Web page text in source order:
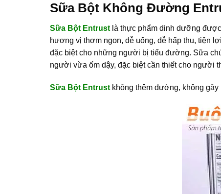
Sữa Bột Không Đường
Sữa Bột Entrust là thực phẩm dinh dưỡng
hương vị thơm ngon, dễ uống, dễ hấp thu, tiện
đặc biệt cho những người bị tiểu đường. Sữa
người vừa ốm dậy, đặc biệt cần thiết cho người
Sữa Bột Entrust không thêm đường, không